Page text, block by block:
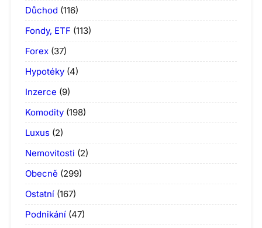
Důchod (116)
Fondy, ETF (113)
Forex (37)
Hypotéky (4)
Inzerce (9)
Komodity (198)
Luxus (2)
Nemovitosti (2)
Obecně (299)
Ostatní (167)
Podnikání (47)